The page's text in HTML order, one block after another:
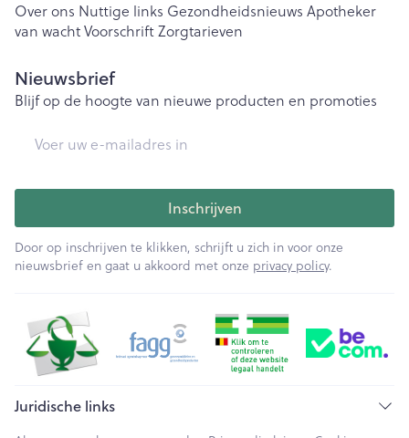
Over ons Nuttige links Gezondheidsnieuws Apotheker
van wachtVoorschriftZorgtarieven
Nieuwsbrief
Blijf op de hoogte van nieuwe producten en promoties
Inschrijven
Door op inschrijven te klikken, schrijft u zich in voor onze
nieuwsbrief en gaat u akkoord met onze privacy policy.
Juridische links